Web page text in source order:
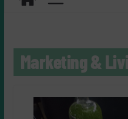
Marketing &